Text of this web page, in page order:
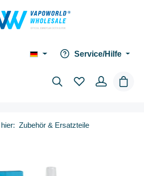
Service/Hilfe
Zubehör & Ersatzteile